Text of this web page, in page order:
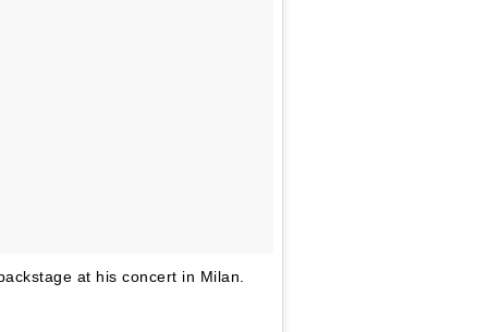
at his concert in Milan.